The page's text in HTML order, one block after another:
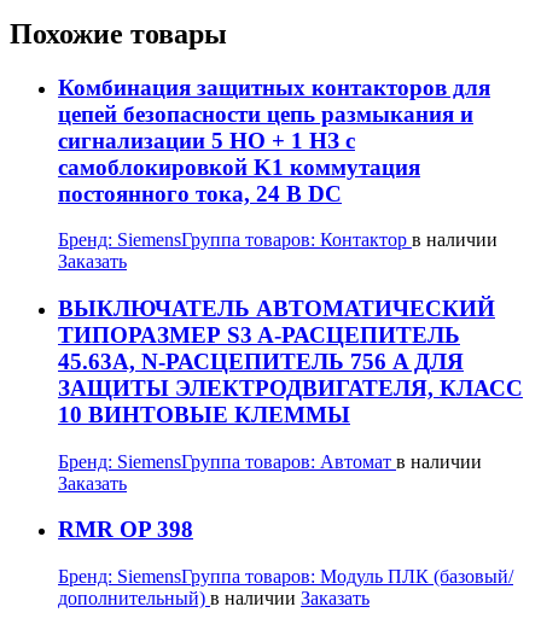
Похожие товары
Комбинация защитных контакторов для
цепей безопасности цепь размыкания и
сигнализации 5 НО + 1 НЗ с
самоблокировкой K1 коммутация
постоянного тока, 24 В DC
Бренд: SiemensГруппа товаров: Контактор в наличии
Заказать
ВЫКЛЮЧАТЕЛЬ АВТОМАТИЧЕСКИЙ
ТИПОРАЗМЕР S3 A-РАСЦЕПИТЕЛЬ
45.63A, N-РАСЦЕПИТЕЛЬ 756 A ДЛЯ
ЗАЩИТЫ ЭЛЕКТРОДВИГАТЕЛЯ, КЛАСС
10 ВИНТОВЫЕ КЛЕММЫ
Бренд: SiemensГруппа товаров: Автомат в наличии
Заказать
RMR OP 398
Бренд: SiemensГруппа товаров: Модуль ПЛК (базовый/
дополнительный) в наличии Заказать